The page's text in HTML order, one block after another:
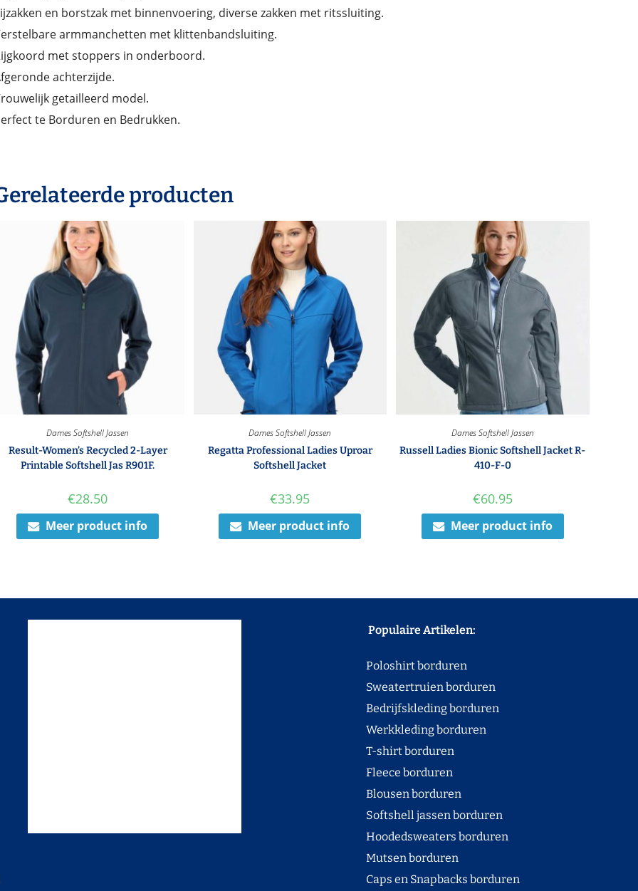
en borstzak met binnenvoering, diverse zakken met ritssluiting.
armmanchetten met klittenbandsluiting.
met stoppers in onderboord.
achterzijde.
getailleerd model.
te Borduren en Bedrukken.
producten
Dames Softshell Jassen
Result-Women’s Recycled 2-Layer
Printable Softshell Jas R901F.
€28.50
Meer product info
Dames Softshell Jassen
Regatta Professional Ladies Uproar
Softshell Jacket
€33.95
Meer product info
Dames Softshell Jassen
Russell Ladies Bionic Softshell Jacket R-
410-F-0
€60.95
Meer product info
Populaire Artikelen:
Poloshirt borduren
Sweatertruien borduren
Bedrijfskleding borduren
Werkkleding borduren
T-shirt borduren
Fleece borduren
Blousen borduren
Softshell jassen borduren
Hoodedsweaters borduren
Mutsen borduren
Caps en Snapbacks borduren